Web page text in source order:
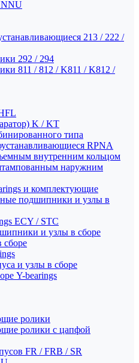
213 / 222 /
292 / 294
811 / 812 / K811 / K812 /
K / KT
типа
RPNA
внутренним кольцом
наружним
и комплектующие
подшипники и узлы в
ECY / STC
и узлы в сборе
сборе
и узлы в сборе
Y-bearings
ролики
ролики с цапфой
FR / FRB / SR